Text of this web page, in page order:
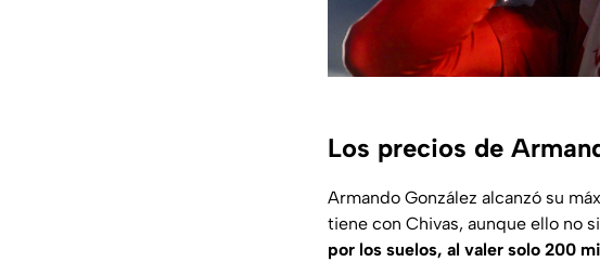
Los precios de
Armando González alcanzó su
tiene con Chivas, aunque ello no
por los suelos, al valer solo 200